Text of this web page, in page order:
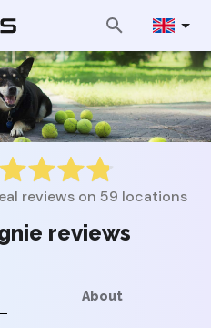
reviews on 59 locations
reviews
About